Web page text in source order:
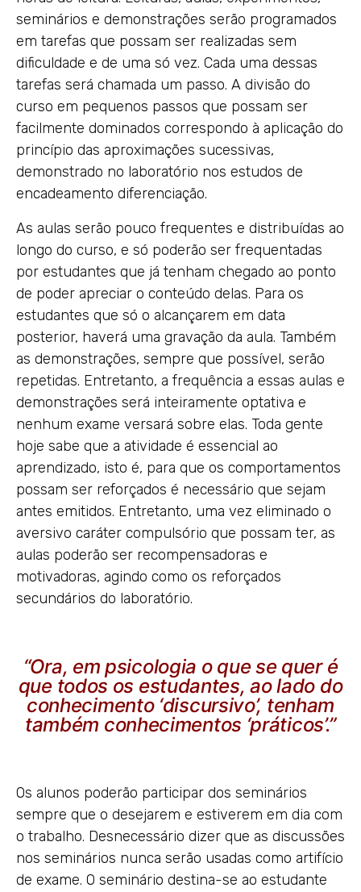
seminários e demonstrações serão programados
em tarefas que possam ser realizadas sem
dificuldade e de uma só vez. Cada uma dessas
tarefas será chamada um passo. A divisão do
curso em pequenos passos que possam ser
facilmente dominados correspondo à aplicação do
princípio das aproximações sucessivas,
demonstrado no laboratório nos estudos de
encadeamento diferenciação.
As aulas serão pouco frequentes e distribuídas ao
longo do curso, e só poderão ser frequentadas
por estudantes que já tenham chegado ao ponto
de poder apreciar o conteúdo delas. Para os
estudantes que só o alcançarem em data
posterior, haverá uma gravação da aula. Também
as demonstrações, sempre que possível, serão
repetidas. Entretanto, a frequência a essas aulas e
demonstrações será inteiramente optativa e
nenhum exame versará sobre elas. Toda gente
hoje sabe que a atividade é essencial ao
aprendizado, isto é, para que os comportamentos
possam ser reforçados é necessário que sejam
antes emitidos. Entretanto, uma vez eliminado o
aversivo caráter compulsório que possam ter, as
aulas poderão ser recompensadoras e
motivadoras, agindo como os reforçados
secundários do laboratório.
“Ora, em psicologia o que se quer é
que todos os estudantes, ao lado do
conhecimento ‘discursivo’, tenham
também conhecimentos ‘práticos’.”
Os alunos poderão participar dos seminários
sempre que o desejarem e estiverem em dia com
o trabalho. Desnecessário dizer que as discussões
nos seminários nunca serão usadas como artifício
de exame. O seminário destina-se ao estudante